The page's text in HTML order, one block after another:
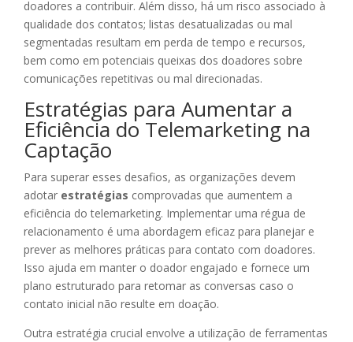
doadores a contribuir. Além disso, há um risco associado à
qualidade dos contatos; listas desatualizadas ou mal
segmentadas resultam em perda de tempo e recursos,
bem como em potenciais queixas dos doadores sobre
comunicações repetitivas ou mal direcionadas.
Estratégias para Aumentar a
Eficiência do Telemarketing na
Captação
Para superar esses desafios, as organizações devem
adotar estratégias comprovadas que aumentem a
eficiência do telemarketing. Implementar uma régua de
relacionamento é uma abordagem eficaz para planejar e
prever as melhores práticas para contato com doadores.
Isso ajuda em manter o doador engajado e fornece um
plano estruturado para retomar as conversas caso o
contato inicial não resulte em doação.
Outra estratégia crucial envolve a utilização de ferramentas